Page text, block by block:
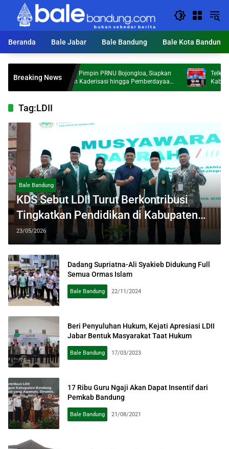
Langsung
konten
Beranda
Bale Jabar Bale Bandung Bale Kota Bandung
Breaking News
Abdul Latif Pimpin PRNU Bojongloa, Siapkan
Penguatan Kaderisasi hingga Pemberdayaan
Ekonomi Umat
Telkom
Kabupaten
Ekonomi
Tag:LDII
Bale Bandung
KDS Sebut LDII Turut Berkontribusi
Tingkatkan Pendidikan di Kabupaten
Bandung
23/05/2026
Dadang Supriatna-Ali Syakieb Didukung Full
Semua Ormas Islam
Bale Bandung 22/11/2024
Beri Penyuluhan Hukum, Kejati Apresiasi LDII
Jabar Bentuk Masyarakat Taat Hukum
Bale Bandung 17/03/2023
17 Ribu Guru Ngaji Akan Dapat Insentif dari
Pemkab Bandung
Bale Bandung 21/08/2021